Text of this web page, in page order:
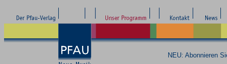
NEU: Abonnieren